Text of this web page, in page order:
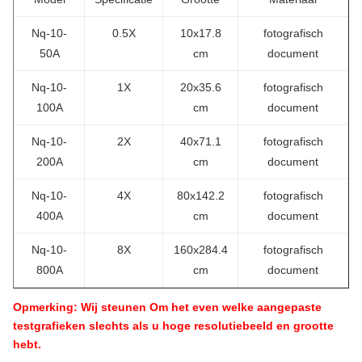
Nq-10-
50A
0.5X
10x17.8
cm
fotografisch
document
Nq-10-
100A
1X
20x35.6
cm
fotografisch
document
Nq-10-
200A
2X
40x71.1
cm
fotografisch
document
Nq-10-
400A
4X
80x142.2
cm
fotografisch
document
Nq-10-
800A
8X
160x284.4
cm
fotografisch
document
Opmerking: Wij steunen Om het even welke aangepaste
testgrafieken slechts als u hoge resolutiebeeld en grootte
hebt.